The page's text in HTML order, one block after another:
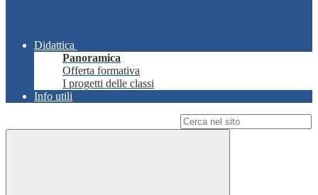
Didattica
Panoramica
Offerta formativa
I progetti delle classi
Info utili